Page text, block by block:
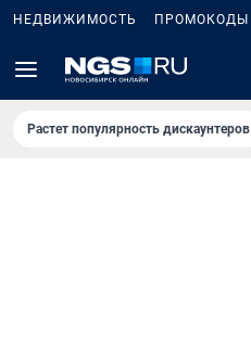
НЕДВИЖИМОСТЬ ПРОМОКОДЫ
Растет популярность дискаунтеров